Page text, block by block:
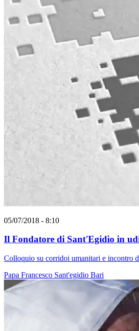
05/07/2018 - 8:10
Il Fondatore di Sant'Egidio in
Colloquio su corridoi umanitari e incontro
Papa Francesco Sant'egidio Bari